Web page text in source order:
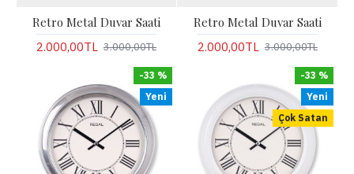
Retro Metal Duvar Saati
2.000,00TL 3.000,00TL
Retro Metal Duvar Saati
2.000,00TL 3.000,00TL
Yeni
-33 %
Yeni
Çok Satan
-33 %